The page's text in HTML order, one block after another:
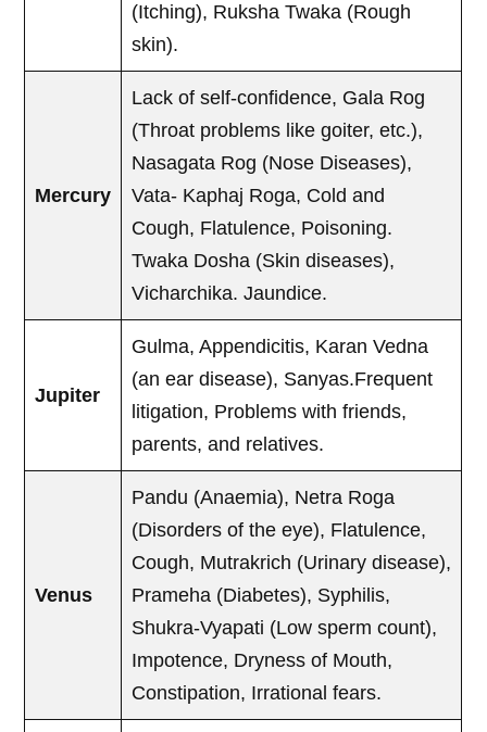
(Itching), Ruksha Twaka (Rough
skin).
Mercury
Lack of self-confidence, Gala Rog
(Throat problems like goiter, etc.),
Nasagata Rog (Nose Diseases),
Vata- Kaphaj Roga, Cold and
Cough, Flatulence, Poisoning.
Twaka Dosha (Skin diseases),
Vicharchika. Jaundice.
Jupiter
Gulma, Appendicitis, Karan Vedna
(an ear disease), Sanyas.Frequent
litigation, Problems with friends,
parents, and relatives.
Venus
Pandu (Anaemia), Netra Roga
(Disorders of the eye), Flatulence,
Cough, Mutrakrich (Urinary disease),
Prameha (Diabetes), Syphilis,
Shukra-Vyapati (Low sperm count),
Impotence, Dryness of Mouth,
Constipation, Irrational fears.